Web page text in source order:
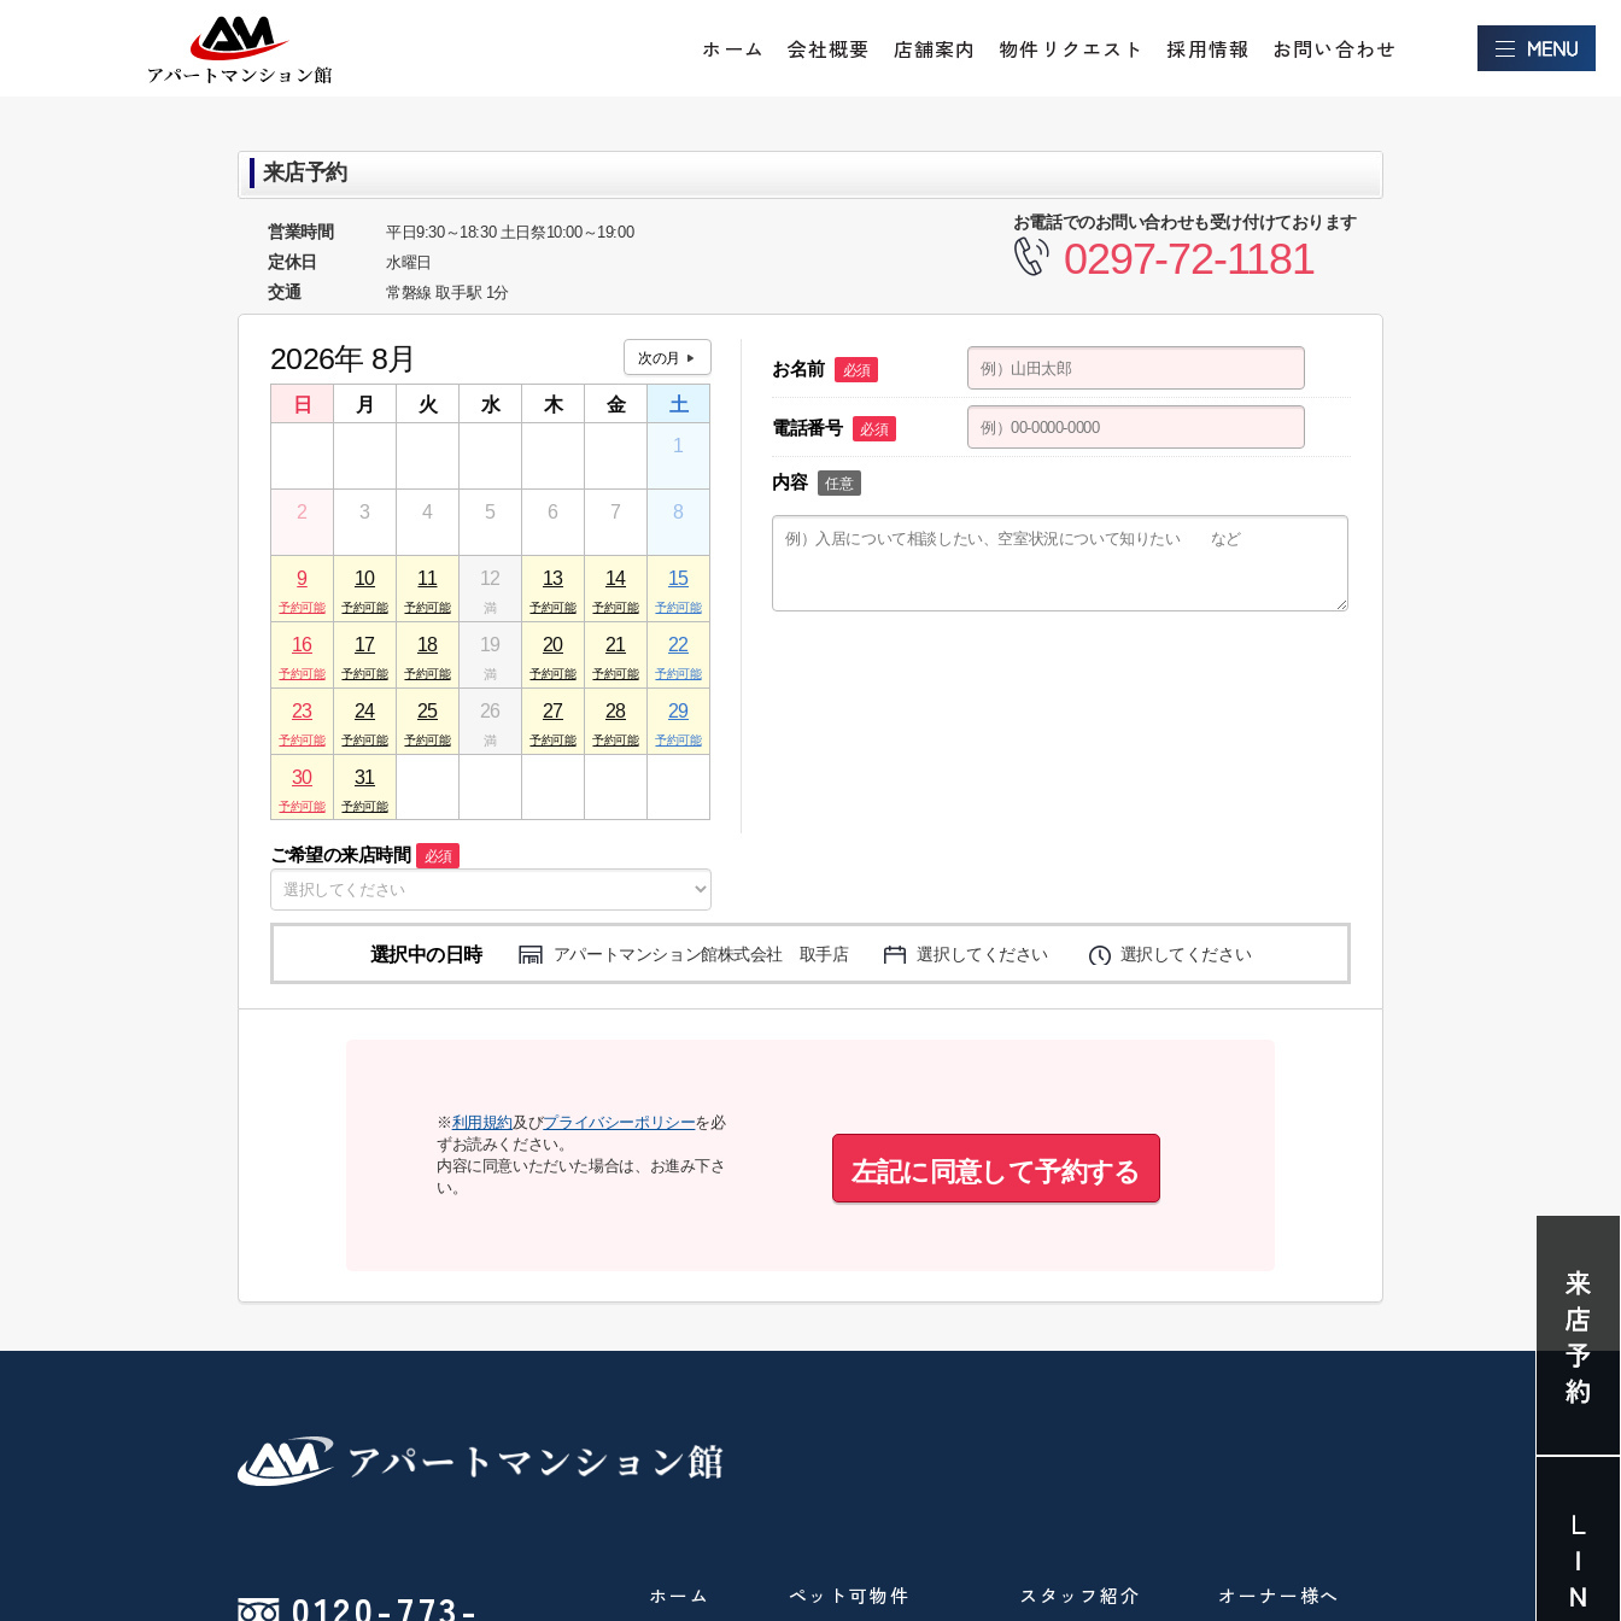
ホーム 会社概要 店舗案内 物件リクエスト 採用情報 お問い合わせ
来店予約
営業時間 平日9:30～18:30 土日祭10:00～19:00
定休日 水曜日
交通 常磐線 取手駅 1分
お電話でのお問い合わせも受け付けております
0297-72-1181
2026年 8月
日 月 火 水 木 金
土
1
2 3 4 5 6 7 8
9 10 11 12 13 14 15
16 17 18 19 20 21 22
23 24 25 26 27 28 29
30 31
ご希望の来店時間 必須
お名前 必須
電話番号 必須
内容 任意
選択中の日時 アパートマンション館株式会社 取手店 選択してください 選択してください
※利用規約及びプライバシーポリシーを必
ずお読みください。
内容に同意いただいた場合は、お進み下さ
い。
左記に同意して予約する
0120-773- ホーム ペット可物件 スタッフ紹介 オーナー様へ